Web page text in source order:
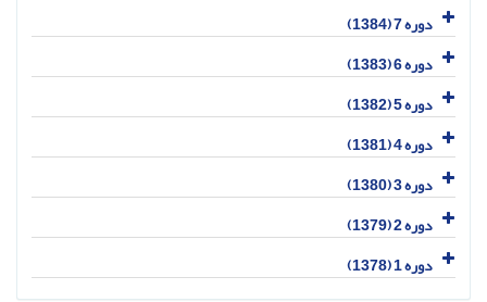
دوره 7 (1384)
دوره 6 (1383)
دوره 5 (1382)
دوره 4 (1381)
دوره 3 (1380)
دوره 2 (1379)
دوره 1 (1378)